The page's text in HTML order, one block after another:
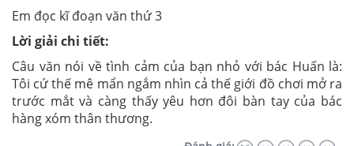
Em đọc kĩ đoạn văn thứ 3
Lời giải chi tiết:
Câu văn nói về tình cảm của bạn nhỏ với bác Huấn là:
Tôi cứ thế mê mẩn ngắm nhìn cả thế giới đồ chơi mở ra
trước mắt và càng thấy yêu hơn đôi bàn tay của bác
hàng xóm thân thương.